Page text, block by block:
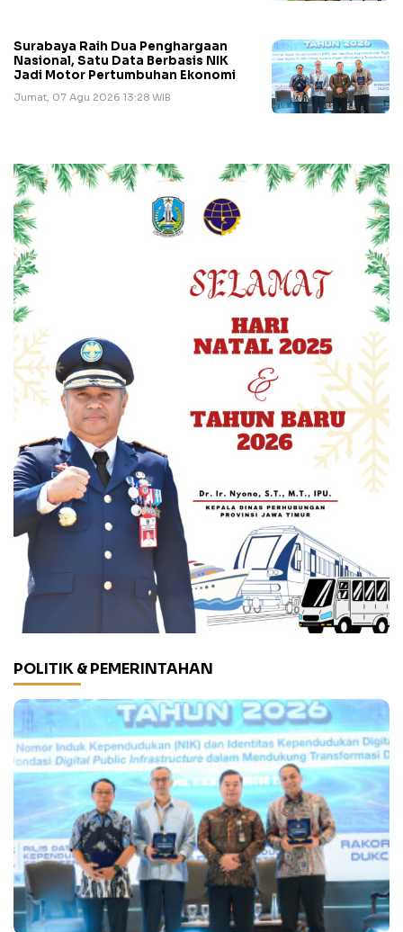
Surabaya Raih Dua Penghargaan
Nasional, Satu Data Berbasis NIK
Jadi Motor Pertumbuhan Ekonomi
Jumat, 07 Agu 2026 13:28 WIB
POLITIK & PEMERINTAHAN